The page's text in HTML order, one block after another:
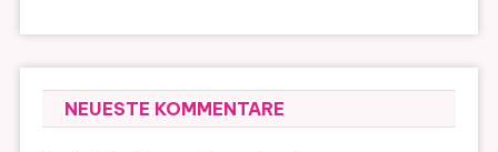
NEUESTE KOMMENTARE